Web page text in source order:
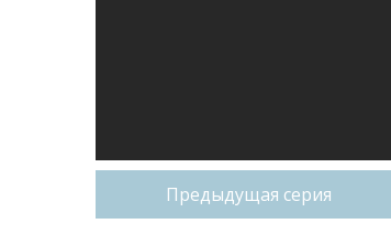
Предыдущая серия